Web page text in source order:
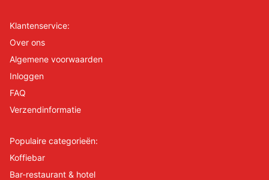
Klantenservice:
Over ons
Algemene voorwaarden
Inloggen
FAQ
Verzendinformatie
Populaire categorieën:
Koffiebar
Bar-restaurant & hotel